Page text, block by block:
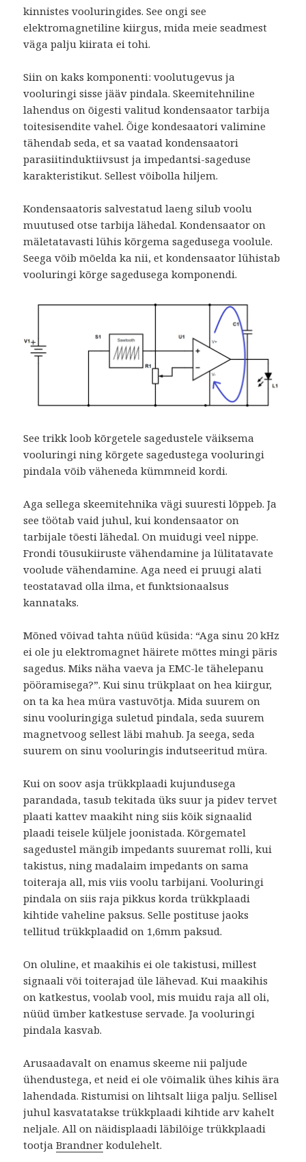
kinnistes vooluringides. See ongi see
elektromagnetiline kiirgus, mida meie seadmest
väga palju kiirata ei tohi.
Siin on kaks komponenti: voolutugevus ja
vooluringi sisse jääv pindala. Skeemitehniline
lahendus on õigesti valitud kondensaator tarbija
toitesisendite vahel. Õige kondesaatori valimine
tähendab seda, et sa vaatad kondensaatori
parasiitinduktiivsust ja impedantsi-sageduse
karakteristikut. Sellest võibolla hiljem.
Kondensaatoris salvestatud laeng silub voolu
muutused otse tarbija lähedal. Kondensaator on
mäletatavasti lühis kõrgema sagedusega voolule.
Seega võib mõelda ka nii, et kondensaator lühistab
vooluringi kõrge sagedusega komponendi.
See trikk loob kõrgetele sagedustele väiksema
vooluringi ning kõrgete sagedustega vooluringi
pindala võib väheneda kümmneid kordi.
Aga sellega skeemitehnika vägi suuresti lõppeb. Ja
see töötab vaid juhul, kui kondensaator on
tarbijale tõesti lähedal. On muidugi veel nippe.
Frondi tõusukiiruste vähendamine ja lülitatavate
voolude vähendamine. Aga need ei pruugi alati
teostatavad olla ilma, et funktsionaalsus
kannataks.
Mõned võivad tahta nüüd küsida: “Aga sinu 20 kHz
ei ole ju elektromagnet häirete mõttes mingi päris
sagedus. Miks näha vaeva ja EMC-le tähelepanu
pööramisega?”. Kui sinu trükplaat on hea kiirgur,
on ta ka hea müra vastuvõtja. Mida suurem on
sinu vooluringiga suletud pindala, seda suurem
magnetvoog sellest läbi mahub. Ja seega, seda
suurem on sinu vooluringis indutseeritud müra.
Kui on soov asja trükkplaadi kujundusega
parandada, tasub tekitada üks suur ja pidev tervet
plaati kattev maakiht ning siis kõik signaalid
plaadi teisele küljele joonistada. Kõrgematel
sagedustel mängib impedants suuremat rolli, kui
takistus, ning madalaim impedants on sama
toiteraja all, mis viis voolu tarbijani. Vooluringi
pindala on siis raja pikkus korda trükkplaadi
kihtide vaheline paksus. Selle postituse jaoks
tellitud trükkplaadid on 1,6mm paksud.
On oluline, et maakihis ei ole takistusi, millest
signaali või toiterajad üle lähevad. Kui maakihis
on katkestus, voolab vool, mis muidu raja all oli,
nüüd ümber katkestuse servade. Ja vooluringi
pindala kasvab.
Arusaadavalt on enamus skeeme nii paljude
ühendustega, et neid ei ole võimalik ühes kihis ära
lahendada. Ristumisi on lihtsalt liiga palju. Sellisel
juhul kasvatatakse trükkplaadi kihtide arv kahelt
neljale. All on näidisplaadi läbilõige trükkplaadi
tootjaBrandner kodulehelt.